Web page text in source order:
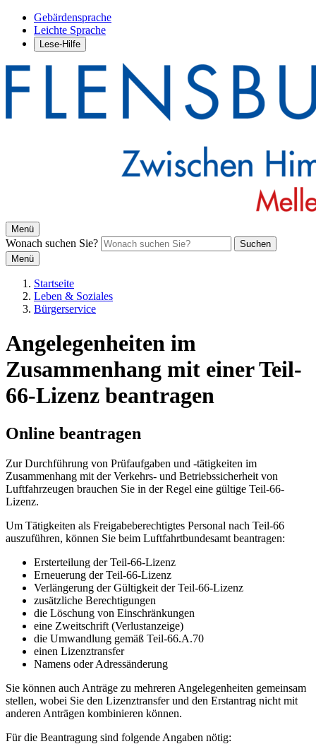
Gebärdensprache
Leichte Sprache
Lese-Hilfe
Menü
Wonach suchen Sie?
Suchen
Menü
Startseite
Leben & Soziales
Bürgerservice
Angelegenheiten im
Zusammenhang mit einer Teil-
66-Lizenz beantragen
Online beantragen
Zur Durchführung von Prüfaufgaben und -tätigkeiten im
Zusammenhang mit der Verkehrs- und Betriebssicherheit von
Luftfahrzeugen brauchen Sie in der Regel eine gültige Teil-66-
Lizenz.
Um Tätigkeiten als Freigabeberechtigtes Personal nach Teil-66
auszuführen, können Sie beim Luftfahrtbundesamt beantragen:
Ersterteilung der Teil-66-Lizenz
Erneuerung der Teil-66-Lizenz
Verlängerung der Gültigkeit der Teil-66-Lizenz
zusätzliche Berechtigungen
die Löschung von Einschränkungen
eine Zweitschrift (Verlustanzeige)
die Umwandlung gemäß Teil-66.A.70
einen Lizenztransfer
Namens oder Adressänderung
Sie können auch Anträge zu mehreren Angelegenheiten gemeinsam
stellen, wobei Sie den Lizenztransfer und den Erstantrag nicht mit
anderen Anträgen kombinieren können.
Für die Beantragung sind folgende Angaben nötig: